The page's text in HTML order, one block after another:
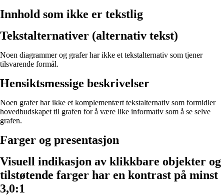
Innhold som ikke er tekstlig
Tekstalternativer (alternativ tekst)
Noen diagrammer og grafer har ikke et tekstalternativ som tjener
tilsvarende formål.
Hensiktsmessige beskrivelser
Noen grafer har ikke et komplementært tekstalternativ som formidler
hovedbudskapet til grafen for å være like informativ som å se selve
grafen.
Farger og presentasjon
Visuell indikasjon av klikkbare objekter og
tilstøtende farger har en kontrast på minst
3,0:1